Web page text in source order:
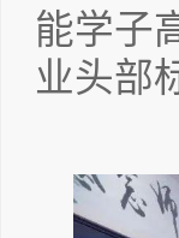
能学子
业头部